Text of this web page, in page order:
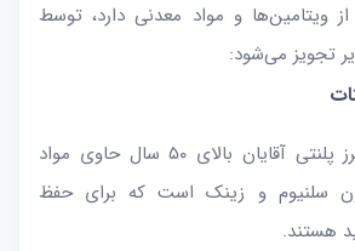
ویتامین‌ها و مواد معدنی دارد، توسط
تجویز می‌شود:
مولتی ویتامین نیچرز پلنتی آقایان بالای ۵۰ سال حاوی مواد
سلنیوم و زینک است که برای حفظ
هستند.